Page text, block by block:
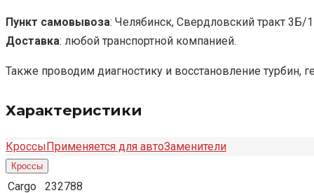
Пункт самовывоза: Челябинск, Свердловский тракт 3Б/1
Доставка: любой транспортной компанией.
Также проводим диагностику и восстановление турбин,
Характеристики
КроссыПрименяется для автоЗаменители
Кроссы
Cargo
232788